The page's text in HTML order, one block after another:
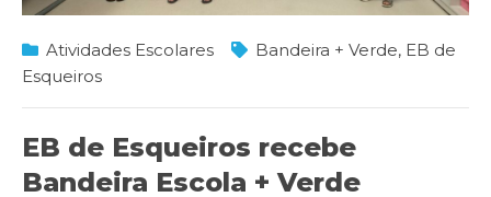
Atividades Escolares Bandeira + Verde, EB de
Esqueiros
EB de Esqueiros recebe
Bandeira Escola + Verde